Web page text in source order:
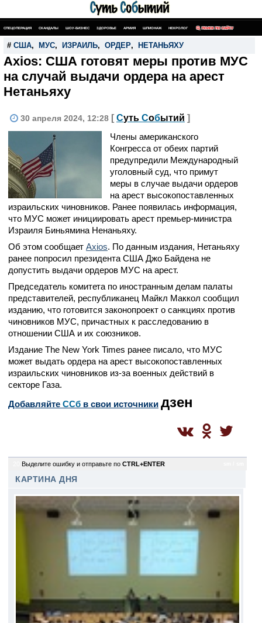
СПЕЦОПЕРАЦИЯ СКАНДАЛЫ ШОУ-БИЗНЕС ЗДОРОВЬЕ АРМИЯ ШПИОНАЖ НЕКРОЛОГ ПОИСК ПО САЙТУ
# США, МУС, ИЗРАИЛЬ, ОРДЕР, НЕТАНЬЯХУ
Axios: США готовят меры против МУС
на случай выдачи ордера на арест
Нетаньяху
30 апреля 2024, 12:28 [ Суть Событий ]
Члены американского
Конгресса от обеих партий
предупредили Международный
уголовный суд, что примут
меры в случае выдачи ордеров
на арест высокопоставленных
израильских чиновников. Ранее появилась информация,
что МУС может инициировать арест премьер-министра
Израиля Биньямина Ненаньяху.
Об этом сообщает Axios. По данным издания, Нетаньяху
ранее попросил президента США Джо Байдена не
допустить выдачи ордеров МУС на арест.
Председатель комитета по иностранным делам палаты
представителей, республиканец Майкл Маккол сообщил
изданию, что готовится законопроект о санкциях против
чиновников МУС, причастных к расследованию в
отношении США и их союзников.
Издание The New York Times ранее писало, что МУС
может выдать ордера на арест высокопоставленных
израильских чиновников из-за военных действий в
секторе Газа.
Добавляйте CСб в свои источники дзен
Выделите ошибку и отправьте по CTRL+ENTER
КАРТИНА ДНЯ